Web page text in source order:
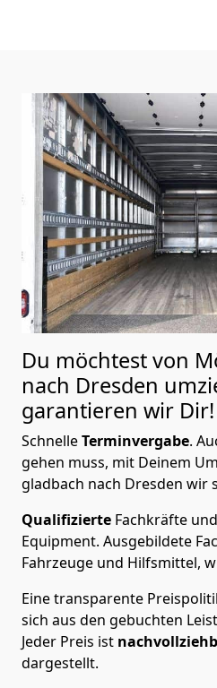
Du möchtest von
nach Dresden
garantieren wir Dir!
SchnelleTerminvergabe.
gehen muss, mit Deinem
gladbach nach Dresden wir
Qualifizierte Fachkräfte
Equipment. Ausgebildete
Fahrzeuge und Hilfsmittel,
Eine transparente
sich aus den gebuchten
Jeder Preis ist
dargestellt.